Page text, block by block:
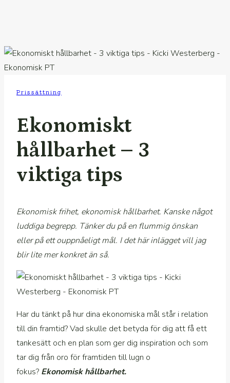
Prissättning
Ekonomiskt
hållbarhet – 3
viktiga tips
Ekonomisk frihet, ekonomisk hållbarhet. Kanske något
luddiga begrepp. Tänker du på en flummig önskan
eller på ett ouppnåeligt mål. I det här inlägget vill jag
blir lite mer konkret än så.
Har du tänkt på hur dina ekonomiska mål står i relation
till din framtid? Vad skulle det betyda för dig att få ett
tankesätt och en plan som ger dig inspiration och som
tar dig från oro för framtiden till lugn o
fokus? Ekonomisk hållbarhet.